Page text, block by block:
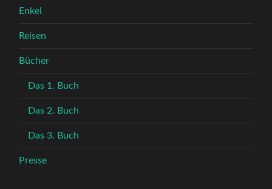
Enkel
Reisen
Bücher
Das 1. Buch
Das 2. Buch
Das 3. Buch
Presse